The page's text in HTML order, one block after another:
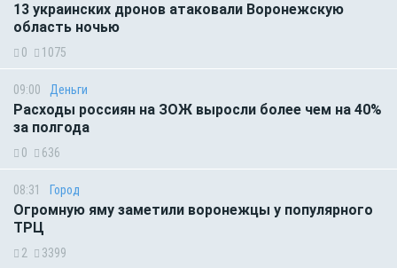
13 украинских дронов атаковали Воронежскую
область ночью
0 1075
09:00 Деньги
Расходы россиян на ЗОЖ выросли более чем на 40%
за полгода
0 636
08:31 Город
Огромную яму заметили воронежцы у популярного
ТРЦ
2 3399